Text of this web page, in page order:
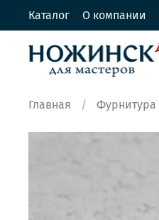
Каталог О компании
Главная Фурнитура